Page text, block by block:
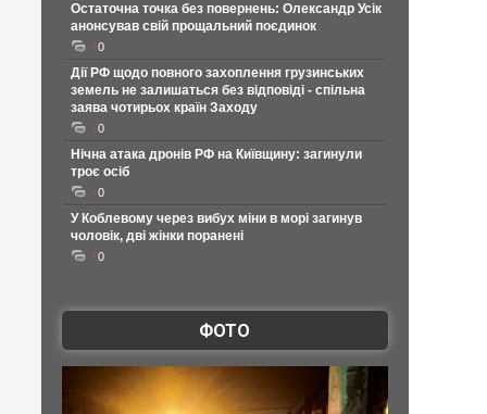
Остаточна точка без повернень: Олександр Усік
анонсував свій прощальний поєдинок
0
Дії РФ щодо повного захоплення грузинських
земель не залишаться без відповіді - спільна
заява чотирьох країн Заходу
0
Нічна атака дронів РФ на Київщину: загинули
троє осіб
0
У Коблевому через вибух міни в морі загинув
чоловік, дві жінки поранені
0
ФОТО